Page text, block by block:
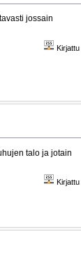
jossain
Kirjattu
talo ja jotain
Kirjattu